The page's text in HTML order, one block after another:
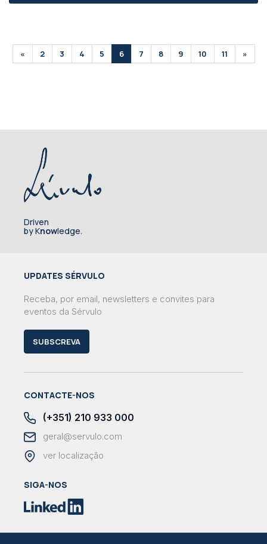
« 2 3 4 5 6 7 8 9 10 11 »
Driven
by Knowledge.
UPDATES SÉRVULO
Receba, por email, newsletters e convites para
eventos da Sérvulo
SUBSCREVA
CONTACTE-NOS
(+351) 210 933 000
geral@servulo.com
ver localização
SIGA-NOS